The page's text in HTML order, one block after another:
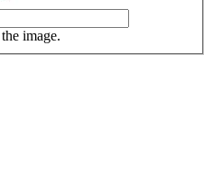
image.